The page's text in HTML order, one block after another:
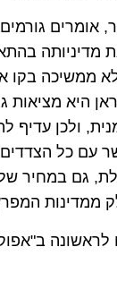
אומרים גורמים
מדיניותה
ממשיכה בקו
היא מציאות
ולכן עדיף
עם כל הצדדים
גם במחיר
ממדינות
לראשונה